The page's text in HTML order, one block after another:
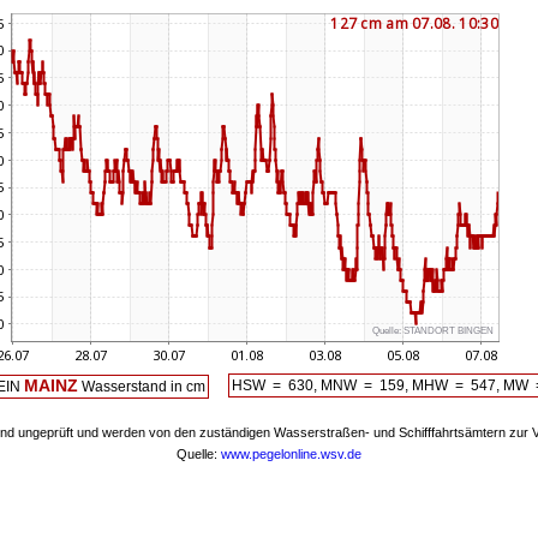
Quelle: STANDORT BINGEN
MAINZWasserstand in cm HSW = 630, MNW = 159, MHW = 547, MW
ungeprüft und werden von den zuständigen Wasserstraßen- und Schifffahrtsämtern zur
Quelle: www.pegelonline.wsv.de